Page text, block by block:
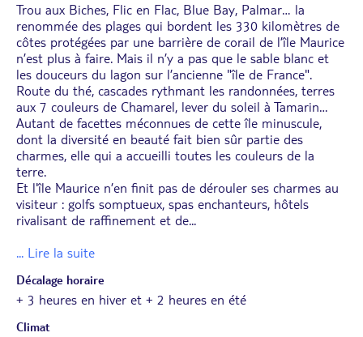
Trou aux Biches, Flic en Flac, Blue Bay, Palmar… la
renommée des plages qui bordent les 330 kilomètres de
côtes protégées par une barrière de corail de l’île Maurice
n’est plus à faire. Mais il n’y a pas que le sable blanc et
les douceurs du lagon sur l’ancienne "île de France".
Route du thé, cascades rythmant les randonnées, terres
aux 7 couleurs de Chamarel, lever du soleil à Tamarin…
Autant de facettes méconnues de cette île minuscule,
dont la diversité en beauté fait bien sûr partie des
charmes, elle qui a accueilli toutes les couleurs de la
terre.
Et l'île Maurice n’en finit pas de dérouler ses charmes au
visiteur : golfs somptueux, spas enchanteurs, hôtels
rivalisant de raffinement et de...
... Lire la suite
Décalage horaire
+ 3 heures en hiver et + 2 heures en été
Climat